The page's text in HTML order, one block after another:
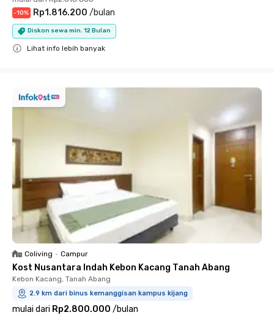
-10% Rp1.816.200 /bulan
Diskon sewa min. 12 Bulan
Lihat info lebih banyak
Coliving • Campur
Kost Nusantara Indah Kebon Kacang Tanah Abang
Kebon Kacang, Tanah Abang
2.9 km dari binus kemanggisan kampus kijang
mulai dari Rp2.800.000 /bulan